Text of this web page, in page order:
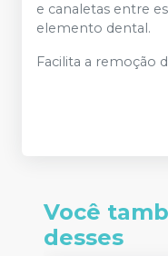
e canaletas entre
elemento dental.
Facilita a remoção
Você
desses